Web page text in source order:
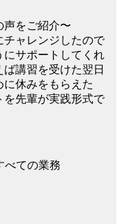
声をご紹介〜
チャレンジしたので
にサポートしてくれ
講習を受けた翌日
休みをもらえた
を先輩が実践形式で
べての業務